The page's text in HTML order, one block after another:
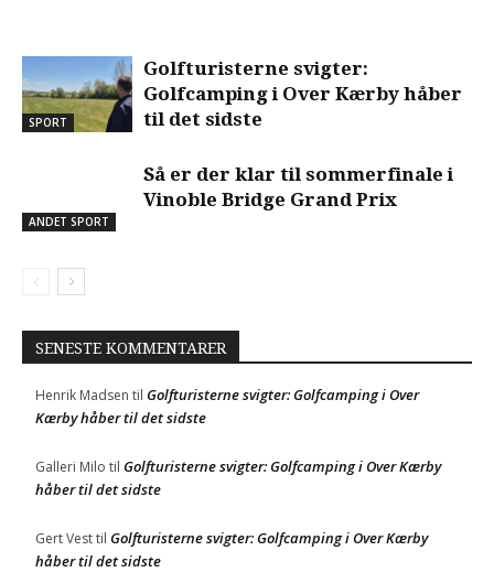
SPORT
Golfturisterne svigter:
Golfcamping i Over Kærby håber
til det sidste
ANDET SPORT
Så er der klar til sommerfinale i
Vinoble Bridge Grand Prix
SENESTE KOMMENTARER
Henrik Madsen til Golfturisterne svigter: Golfcamping i Over
Kærby håber til det sidste
Galleri Milo til Golfturisterne svigter: Golfcamping i Over Kærby
håber til det sidste
Gert Vesttil Golfturisterne svigter: Golfcamping i Over Kærby
håber til det sidste